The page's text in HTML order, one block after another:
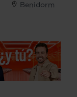
Benidorm